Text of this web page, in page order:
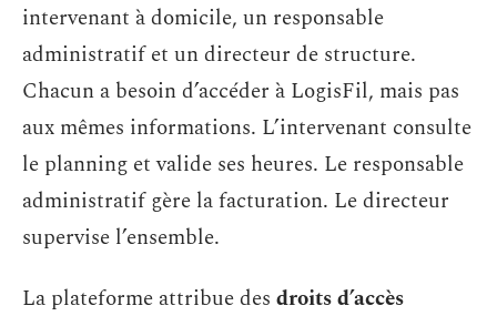
intervenant à domicile, un responsable
administratif et un directeur de structure.
Chacun a besoin d’accéder à LogisFil, mais pas
aux mêmes informations. L’intervenant consulte
le planning et valide ses heures. Le responsable
administratif gère la facturation. Le directeur
supervise l’ensemble.
La plateforme attribue des droits d’accès